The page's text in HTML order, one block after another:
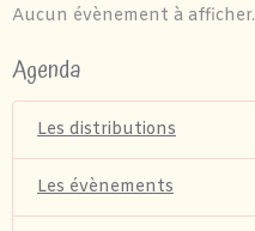
Aucun évènement à afficher.
Agenda
Les distributions
Les évènements